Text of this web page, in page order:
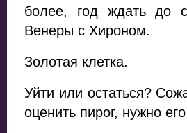
более, год ждать до
Венеры с Хироном.
Золотая клетка.
Уйти или остаться?
оценить пирог, нужно